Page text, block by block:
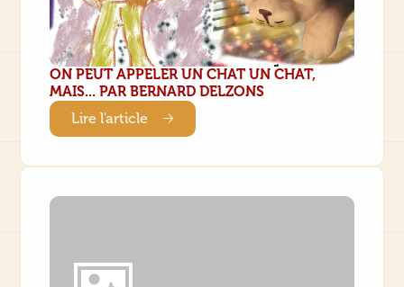
ON PEUT APPELER UN CHAT UN CHAT,
MAIS... PAR BERNARD DELZONS
Lire l'article